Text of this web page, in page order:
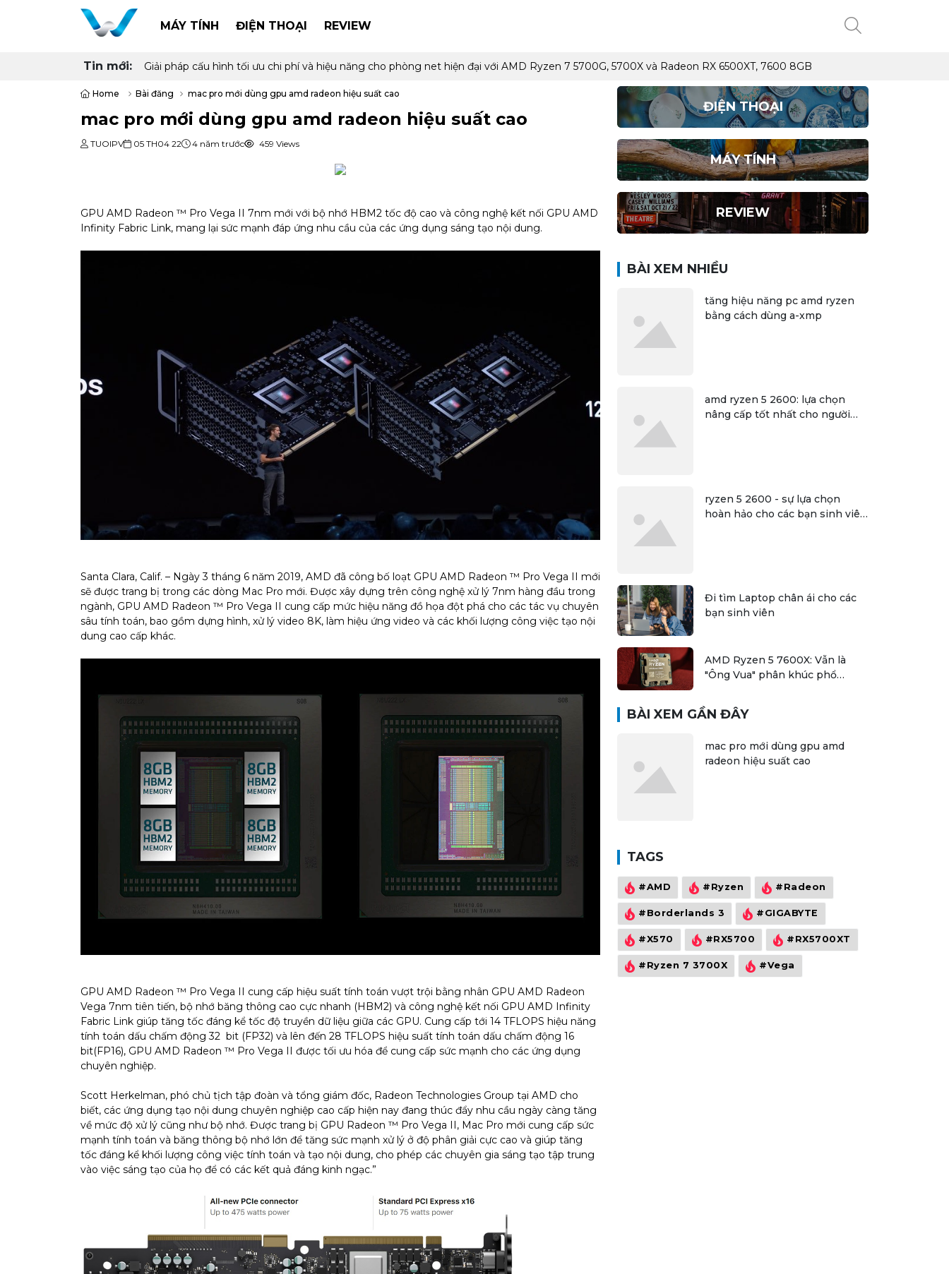
MÁY TÍNH ĐIỆN THOẠI REVIEW
Tin mới: Giải pháp cấu hình tối ưu chi phí và hiệu năng cho phòng net hiện đại với AMD Ryzen 7 5700G, 5700X và Radeon RX 6500XT, 7600 8GB
Home Bài đăng mac pro mới dùng gpu amd radeon hiệu suất cao
mac pro mới dùng gpu amd radeon hiệu suất cao
TUOIPV 05 TH04 22 4 năm trước 459 Views
GPU AMD Radeon ™ Pro Vega II 7nm mới với bộ nhớ HBM2 tốc độ cao và công nghệ kết nối GPU AMD
Infinity Fabric Link, mang lại sức mạnh đáp ứng nhu cầu của các ứng dụng sáng tạo nội dung.
Santa Clara, Calif. – Ngày 3 tháng 6 năm 2019, AMD đã công bố loạt GPU AMD Radeon ™ Pro Vega II mới
sẽ được trang bị trong các dòng Mac Pro mới. Được xây dựng trên công nghệ xử lý 7nm hàng đầu trong
ngành, GPU AMD Radeon ™ Pro Vega II cung cấp mức hiệu năng đồ họa đột phá cho các tác vụ chuyên
sâu tính toán, bao gồm dựng hình, xử lý video 8K, làm hiệu ứng video và các khối lượng công việc tạo nội
dung cao cấp khác.
GPU AMD Radeon ™ Pro Vega II cung cấp hiệu suất tính toán vượt trội bằng nhân GPU AMD Radeon
Vega 7nm tiên tiến, bộ nhớ băng thông cao cực nhanh (HBM2) và công nghệ kết nối GPU AMD Infinity
Fabric Link giúp tăng tốc đáng kể tốc độ truyền dữ liệu giữa các GPU. Cung cấp tới 14 TFLOPS hiệu năng
tính toán dấu chấm động 32 bit (FP32) và lên đến 28 TFLOPS hiệu suất tính toán dấu chấm động 16
bit(FP16), GPU AMD Radeon ™ Pro Vega II được tối ưu hóa để cung cấp sức mạnh cho các ứng dụng
chuyên nghiệp.
Scott Herkelman, phó chủ tịch tập đoàn và tổng giám đốc, Radeon Technologies Group tại AMD cho
biết, các ứng dụng tạo nội dung chuyên nghiệp cao cấp hiện nay đang thúc đẩy nhu cầu ngày càng tăng
về mức độ xử lý cũng như bộ nhớ. Được trang bị GPU Radeon ™ Pro Vega II, Mac Pro mới cung cấp sức
mạnh tính toán và băng thông bộ nhớ lớn để tăng sức mạnh xử lý ở độ phân giải cực cao và giúp tăng
tốc đáng kể khối lượng công việc tính toán và tạo nội dung, cho phép các chuyên gia sáng tạo tập trung
vào việc sáng tạo của họ để có các kết quả đáng kinh ngạc.”
ĐIỆN THOẠI
MÁY TÍNH
REVIEW
BÀI XEM NHIỀU
tăng hiệu năng pc amd ryzen
bằng cách dùng a-xmp
amd ryzen 5 2600: lựa chọn
nâng cấp tốt nhất cho người
ryzen 5 2600 - sự lựa chọn
hoàn hảo cho các bạn sinh viên
Đi tìm Laptop chân ái cho các
bạn sinh viên
AMD Ryzen 5 7600X: Vẫn là
"Ông Vua" phân khúc phổ
BÀI XEM GẦN ĐÂY
mac pro mới dùng gpu amd
radeon hiệu suất cao
TAGS
#AMD #Ryzen #Radeon
#Borderlands 3 #GIGABYTE
#X570 #RX5700 #RX5700XT
#Ryzen 7 3700X #Vega